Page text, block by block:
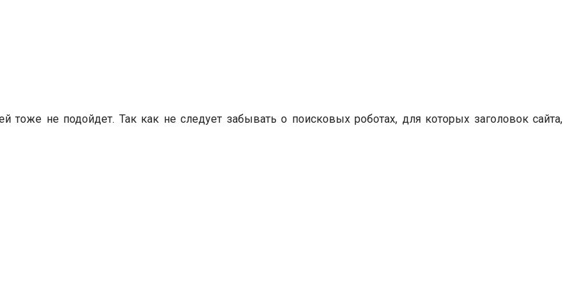
тоже не подойдет. Так как не следует забывать о поисковых роботах, для которых заголовок сайта,